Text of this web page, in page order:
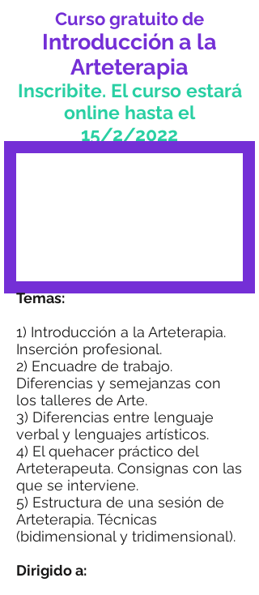
Curso gratuito de
Introducción a la
Arteterapia
Inscribite. El curso estará
online hasta el
15/2/2022
Temas:
1) Introducción a la Arteterapia.
Inserción profesional.
2) Encuadre de trabajo.
Diferencias y semejanzas con
los talleres de Arte.
3) Diferencias entre lenguaje
verbal y lenguajes artísticos.
4) El quehacer práctico del
Arteterapeuta. Consignas con las
que se interviene.
5) Estructura de una sesión de
Arteterapia. Técnicas
(bidimensional y tridimensional).
Dirigido a: